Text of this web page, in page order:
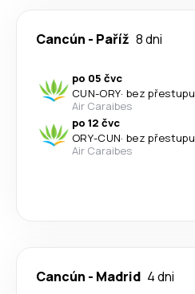
Cancún - Paříž 8 dni
po 05 čvc
CUN-ORY· bez přestupu
Air Caraibes
po 12 čvc
ORY-CUN· bez přestupu
Air Caraibes
Cancún - Madrid 4 dni